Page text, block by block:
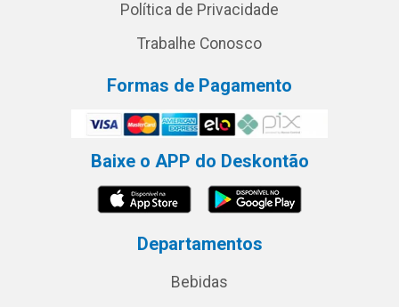
Política de Privacidade
Trabalhe Conosco
Formas de Pagamento
Baixe o APP do Deskontão
Departamentos
Bebidas